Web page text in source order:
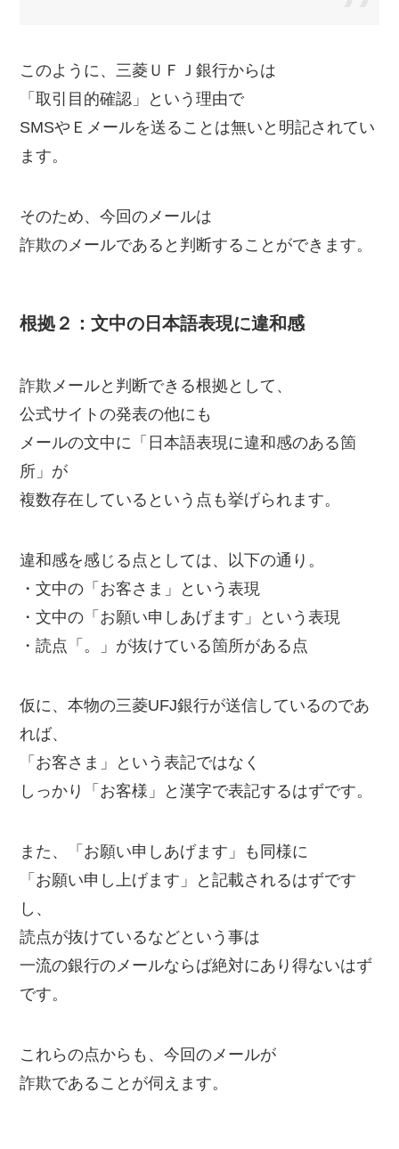
このように、三菱ＵＦＪ銀行からは
「取引目的確認」という理由で
SMSやＥメールを送ることは無いと明記されてい
ます。
そのため、今回のメールは
詐欺のメールであると判断することができます。
根拠２：文中の日本語表現に違和感
詐欺メールと判断できる根拠として、
公式サイトの発表の他にも
メールの文中に「日本語表現に違和感のある箇
所」が
複数存在しているという点も挙げられます。
違和感を感じる点としては、以下の通り。
・文中の「お客さま」という表現
・文中の「お願い申しあげます」という表現
・読点「。」が抜けている箇所がある点
仮に、本物の三菱UFJ銀行が送信しているのであ
れば、
「お客さま」という表記ではなく
しっかり「お客様」と漢字で表記するはずです。
また、「お願い申しあげます」も同様に
「お願い申し上げます」と記載されるはずです
し、
読点が抜けているなどという事は
一流の銀行のメールならば絶対にあり得ないはず
です。
これらの点からも、今回のメールが
詐欺であることが伺えます。